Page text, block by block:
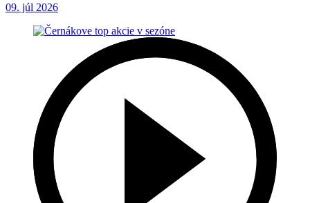
09. júl 2026